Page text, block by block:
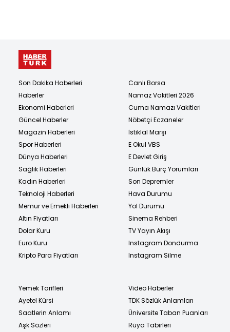
Son Dakika Haberleri
Haberler
Ekonomi Haberleri
Güncel Haberler
Magazin Haberleri
Spor Haberleri
Dünya Haberleri
Sağlık Haberleri
Kadın Haberleri
Teknoloji Haberleri
Memur ve Emekli Haberleri
Altın Fiyatları
Dolar Kuru
Euro Kuru
Kripto Para Fiyatları
Canlı Borsa
Namaz Vakitleri 2026
Cuma Namazı Vakitleri
Nöbetçi Eczaneler
İstiklal Marşı
E Okul VBS
E Devlet Giriş
Günlük Burç Yorumları
Son Depremler
Hava Durumu
Yol Durumu
Sinema Rehberi
TV Yayın Akışı
Instagram Dondurma
Instagram Silme
Yemek Tarifleri
Ayetel Kürsi
Saatlerin Anlamı
Aşk Sözleri
Video Haberler
TDK Sözlük Anlamları
Üniversite Taban Puanları
Rüya Tabirleri